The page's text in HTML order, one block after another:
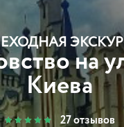
на
Киева
27 отзывов